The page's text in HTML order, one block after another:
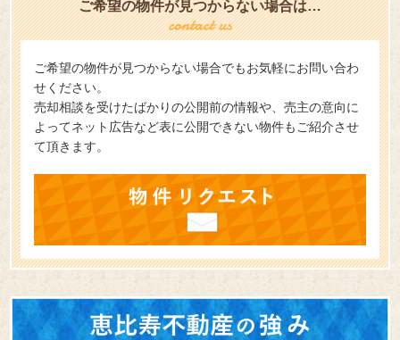
ご希望の物件が見つからない場合は…
ご希望の物件が見つからない場合でもお気軽にお問い合わ
せください。
売却相談を受けたばかりの公開前の情報や、売主の意向に
よってネット広告など表に公開できない物件もご紹介させ
て頂きます。